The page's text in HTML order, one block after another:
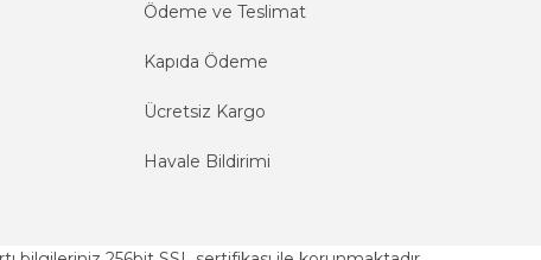
Ödeme ve Teslimat
Kapıda Ödeme
Ücretsiz Kargo
Havale Bildirimi